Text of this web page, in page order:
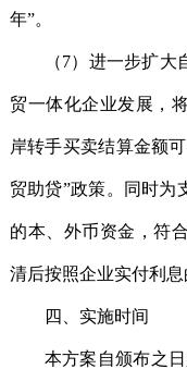
年”。
（7）进一步扩
贸一体化企业发展，
岸转手买卖结算金额
贸助贷”政策。同时为
的本、外币资金，符
清后按照企业实付利息
四、实施时间
本方案自颁布之